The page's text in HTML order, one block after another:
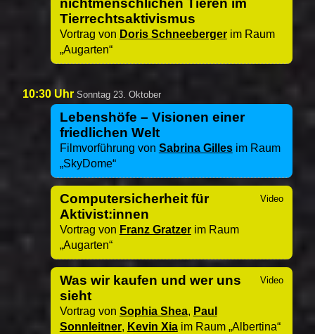
Tierrechtsaktivismus
Vortrag von Doris Schneebergerim Raum
Augarten
10:30 Uhr Sonntag 23. Oktober
Lebenshöfe – Visionen einer
friedlichen Welt
Filmvorführung von Sabrina Gillesim Raum
SkyDome
Computersicherheit für
Aktivist:innen
Vortrag von Franz Gratzerim Raum
Augarten
Was wir kaufen und wer uns
sieht
Vortrag von Sophia Shea, Paul
Sonnleitner, Kevin Xiaim Raum Albertina